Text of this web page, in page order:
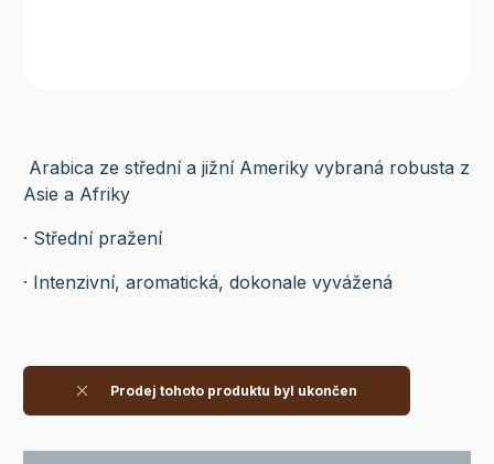
Arabica ze střední a jižní Ameriky vybraná robusta z
Asie a Afriky
· Střední pražení
· Intenzivní, aromatická, dokonale vyvážená
Prodej tohoto produktu byl ukončen